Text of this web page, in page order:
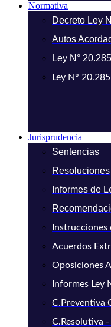
Normativa
Decreto Ley
Autos
Ley N° 20.285
Ley N° 20.285
Jurisprudencia
Sentencias
Resoluciones
Informes de
Instrucciones
Acuerdos
Oposiciones
Informes Ley
C.Preventiva
C.Resolutiva